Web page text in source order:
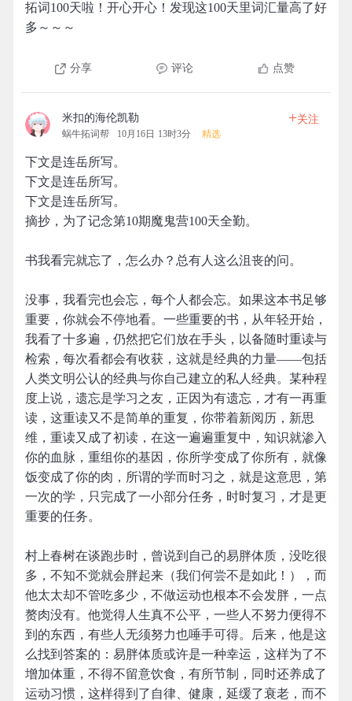
拓词100天啦！开心开心！发现这100天里词汇量高了好
多～～～
分享 评论 点赞
米扣的海伦凯勒
蜗牛拓词帮 10月16日 13时3分 精选
+关注
下文是连岳所写。
下文是连岳所写。
下文是连岳所写。
摘抄，为了记念第10期魔鬼营100天全勤。
书我看完就忘了，怎么办？总有人这么沮丧的问。
没事，我看完也会忘，每个人都会忘。如果这本书足够
重要，你就会不停地看。一些重要的书，从年轻开始，
我看了十多遍，仍然把它们放在手头，以备随时重读与
检索，每次看都会有收获，这就是经典的力量——包括
人类文明公认的经典与你自己建立的私人经典。某种程
度上说，遗忘是学习之友，正因为有遗忘，才有一再重
读，这重读又不是简单的重复，你带着新阅历，新思
维，重读又成了初读，在这一遍遍重复中，知识就渗入
你的血脉，重组你的基因，你所学变成了你所有，就像
饭变成了你的肉，所谓的学而时习之，就是这意思，第
一次的学，只完成了一小部分任务，时时复习，才是更
重要的任务。
村上春树在谈跑步时，曾说到自己的易胖体质，没吃很
多，不知不觉就会胖起来（我们何尝不是如此！），而
他太太却不管吃多少，不做运动也根本不会发胖，一点
赘肉没有。他觉得人生真不公平，一些人不努力便得不
到的东西，有些人无须努力也唾手可得。后来，他是这
么找到答案的：易胖体质或许是一种幸运，这样为了不
增加体重，不得不留意饮食，有所节制，同时还养成了
运动习惯，这样得到了自律、健康，延缓了衰老，而不